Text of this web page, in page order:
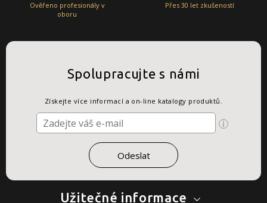
Ověřeno profesionály v
oboru
Přes 30 let zkušeností
Užitečné informace
Spolupracujte s námi
Získejte více informací a on-line katalogy produktů.